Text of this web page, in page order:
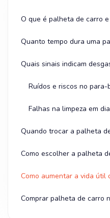
O que é palheta de carro
Quanto tempo dura uma
Ruídos e riscos no para-
Falhas na limpeza em
Quando trocar a palheta
Como escolher a palheta
Como aumentar a vida útil